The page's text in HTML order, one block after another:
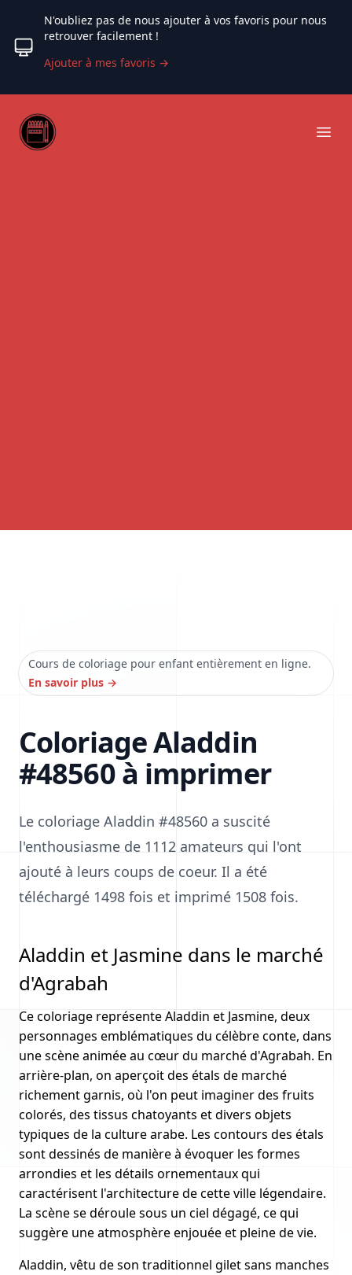
N'oubliez pas de nous ajouter à vos favoris pour nous
retrouver facilement !
Ajouter à mes favoris →
Web coloriage
Cours de coloriage pour enfant entièrement en ligne.
En savoir plus →
Coloriage Aladdin
#48560 à imprimer
Le coloriage Aladdin #48560 a suscité
l'enthousiasme de 1112 amateurs qui l'ont
ajouté à leurs coups de coeur. Il a été
téléchargé 1498 fois et imprimé 1508 fois.
Aladdin et Jasmine dans le marché
d'Agrabah
Ce coloriage représente Aladdin et Jasmine, deux
personnages emblématiques du célèbre conte, dans
une scène animée au cœur du marché d'Agrabah. En
arrière-plan, on aperçoit des étals de marché
richement garnis, où l'on peut imaginer des fruits
colorés, des tissus chatoyants et divers objets
typiques de la culture arabe. Les contours des étals
sont dessinés de manière à évoquer les formes
arrondies et les détails ornementaux qui
caractérisent l'architecture de cette ville légendaire.
La scène se déroule sous un ciel dégagé, ce qui
suggère une atmosphère enjouée et pleine de vie.
Aladdin, vêtu de son traditionnel gilet sans manches